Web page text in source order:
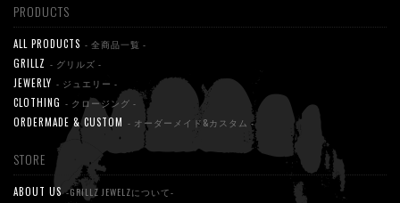
PRODUCTS
ALL PRODUCTS - 全商品一覧 -
GRILLZ - グリルズ -
JEWERLY - ジュエリー -
CLOTHING - クロージング -
ORDERMADE & CUSTOM - オーダーメイド&カスタム -
STORE
ABOUT US -GRILLZ JEWELZについて-